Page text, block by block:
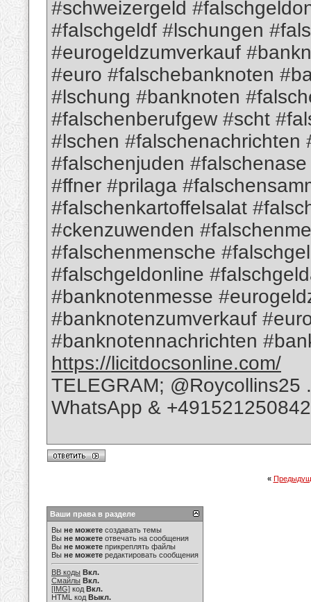
#schweizergeld
#falschgeldf #lschungen
#eurogeldzumverkauf
#euro #falschebanknoten
#lschung #banknoten
#falschenberufgew #scht
#lschen #falschenachrichten
#falschenjuden
#ffner #prilaga
#falschenkartoffelsalat
#ckenzuwenden
#falschenmensche
#falschgeldonline
#banknotenmesse
#banknotenzumverkauf
#banknotennachrichten
https://licitdocsonline.com/
TELEGRAM; @Roycollins25 .
WhatsApp &
«
Ваши права в разделе
Вы не можете создавать темы
Вы не можете отвечать на сообщения
Вы не можете прикреплять файлы
Вы не можете редактировать сообщения
BB коды Вкл.
Смайлы Вкл.
[IMG] код Вкл.
HTML код Выкл.